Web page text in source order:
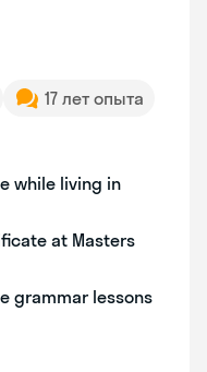
17 лет опыта
while living in
at Masters
grammar lessons